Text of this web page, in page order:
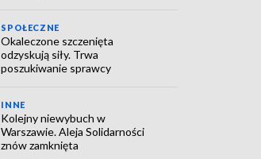
SPOŁECZNE
Okaleczone szczenięta
odzyskują siły. Trwa
poszukiwanie sprawcy
INNE
Kolejny niewybuch w
Warszawie. Aleja Solidarności
znów zamknięta